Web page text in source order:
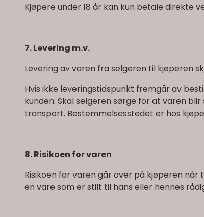
Kjøpere under 18 år kan kun betale direkte
7. Levering m.v.
Levering av varen fra selgeren til kjøperen
Hvis ikke leveringstidspunkt fremgår av
kunden. Skal selgeren sørge for at varen
transport. Bestemmelsesstedet er hos
8. Risikoen for varen
Risikoen for varen går over på kjøperen
en vare som er stilt til hans eller hennes